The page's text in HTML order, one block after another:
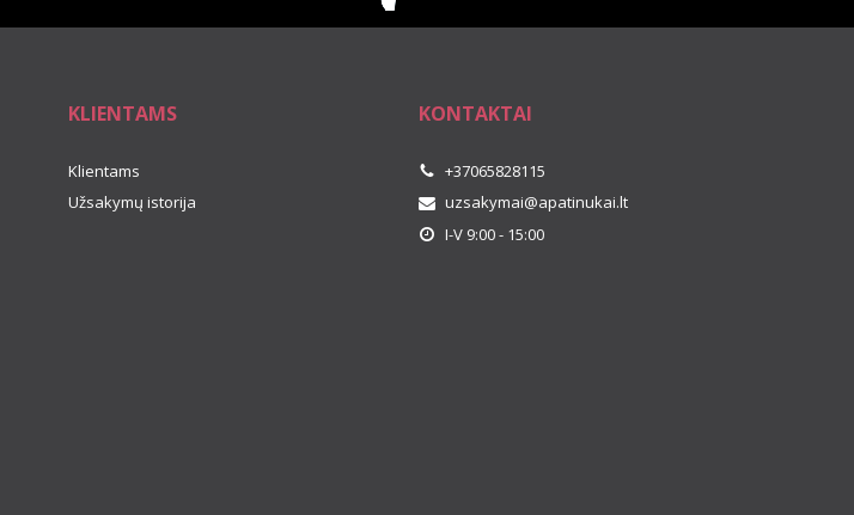
KLIENTAMS
Klientams
Užsakymų istorija
KONTAKTAI
+37065828115
uzsakymai@apatinukai.lt
I-V 9:00 - 15:00